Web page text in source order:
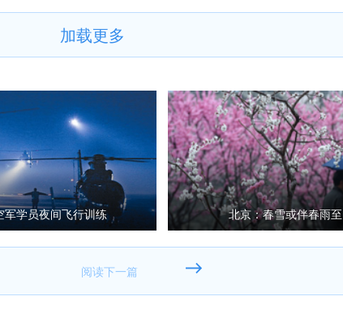
加载更多
军学员夜间飞行训练 北京：春雪或伴春雨至